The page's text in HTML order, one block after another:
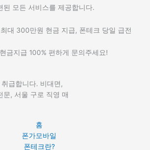
된 모든 서비스를 제공합니다.
대 300만원 현금 지급, 폰테크 당일 급전
금지급 100% 편하게 문의주세요!
급합니다. 비대면,
문, 서울 구로 직영 매
홈
폰가모바일
폰테크란?